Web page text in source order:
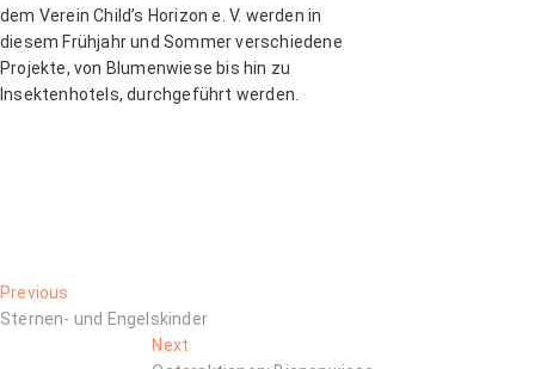
dem Verein Child’s Horizon e. V. werden in
diesem Frühjahr und Sommer verschiedene
Projekte, von Blumenwiese bis hin zu
Insektenhotels, durchgeführt werden.
Beitragsnavigation
Previous
post:
Sternen- und Engelskinder
Next